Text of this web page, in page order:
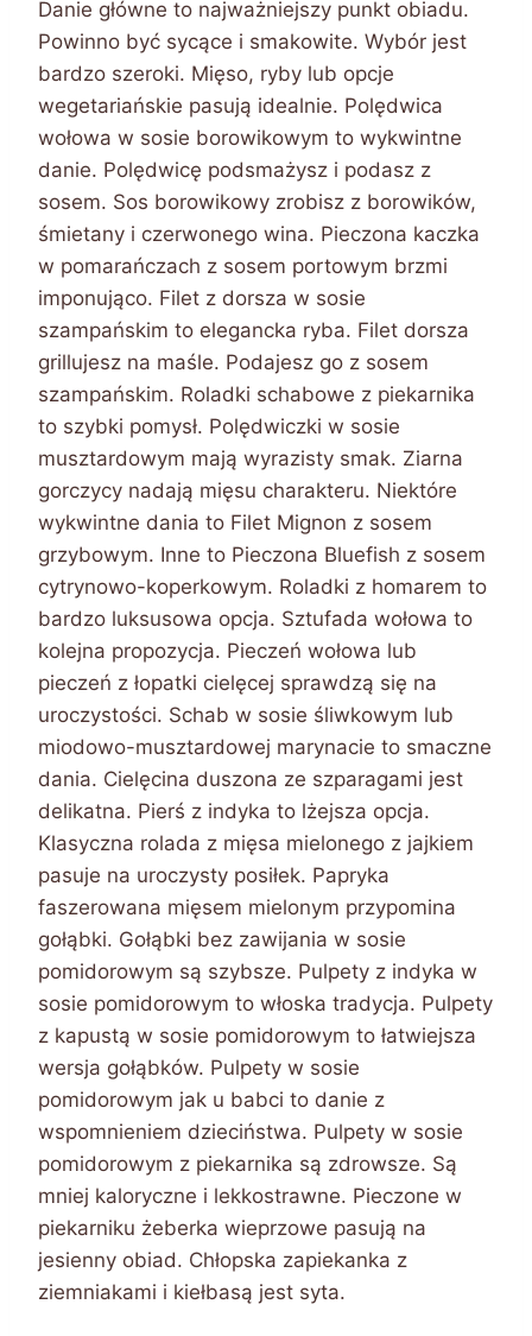
Danie główne to najważniejszy punkt obiadu.
Powinno być sycące i smakowite. Wybór jest
bardzo szeroki. Mięso, ryby lub opcje
wegetariańskie pasują idealnie. Polędwica
wołowa w sosie borowikowym to wykwintne
danie. Polędwicę podsmażysz i podasz z
sosem. Sos borowikowy zrobisz z borowików,
śmietany i czerwonego wina. Pieczona kaczka
w pomarańczach z sosem portowym brzmi
imponująco. Filet z dorsza w sosie
szampańskim to elegancka ryba. Filet dorsza
grillujesz na maśle. Podajesz go z sosem
szampańskim. Roladki schabowe z piekarnika
to szybki pomysł. Polędwiczki w sosie
musztardowym mają wyrazisty smak. Ziarna
gorczycy nadają mięsu charakteru. Niektóre
wykwintne dania to Filet Mignon z sosem
grzybowym. Inne to Pieczona Bluefish z sosem
cytrynowo-koperkowym. Roladki z homarem to
bardzo luksusowa opcja. Sztufada wołowa to
kolejna propozycja. Pieczeń wołowa lub
pieczeń z łopatki cielęcej sprawdzą się na
uroczystości. Schab w sosie śliwkowym lub
miodowo-musztardowej marynacie to smaczne
dania. Cielęcina duszona ze szparagami jest
delikatna. Pierś z indyka to lżejsza opcja.
Klasyczna rolada z mięsa mielonego z jajkiem
pasuje na uroczysty posiłek. Papryka
faszerowana mięsem mielonym przypomina
gołąbki. Gołąbki bez zawijania w sosie
pomidorowym są szybsze. Pulpety z indyka w
sosie pomidorowym to włoska tradycja. Pulpety
z kapustą w sosie pomidorowym to łatwiejsza
wersja gołąbków. Pulpety w sosie
pomidorowym jak u babci to danie z
wspomnieniem dzieciństwa. Pulpety w sosie
pomidorowym z piekarnika są zdrowsze. Są
mniej kaloryczne i lekkostrawne. Pieczone w
piekarniku żeberka wieprzowe pasują na
jesienny obiad. Chłopska zapiekanka z
ziemniakami i kiełbasą jest syta.